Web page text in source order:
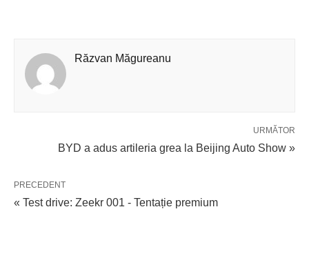
Răzvan Măgureanu
URMĂTOR
BYD a adus artileria grea la Beijing Auto Show »
PRECEDENT
« Test drive: Zeekr 001 - Tentație premium